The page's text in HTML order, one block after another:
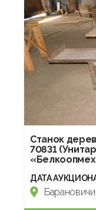
Станок
70831
ДАТА